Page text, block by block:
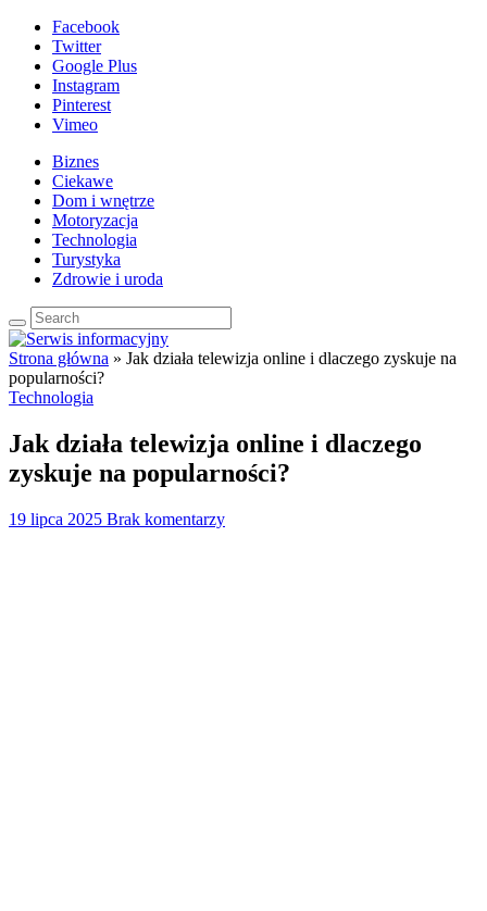
Facebook
Twitter
Google Plus
Instagram
Pinterest
Vimeo
Biznes
Ciekawe
Dom i wnętrze
Motoryzacja
Technologia
Turystyka
Zdrowie i uroda
Strona główna » Jak działa telewizja online i dlaczego zyskuje na
popularności?
Technologia
Jak działa telewizja online i dlaczego
zyskuje na popularności?
19 lipca 2025 Brak komentarzy